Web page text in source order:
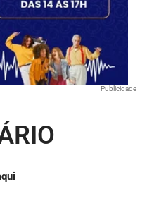
Publicidade